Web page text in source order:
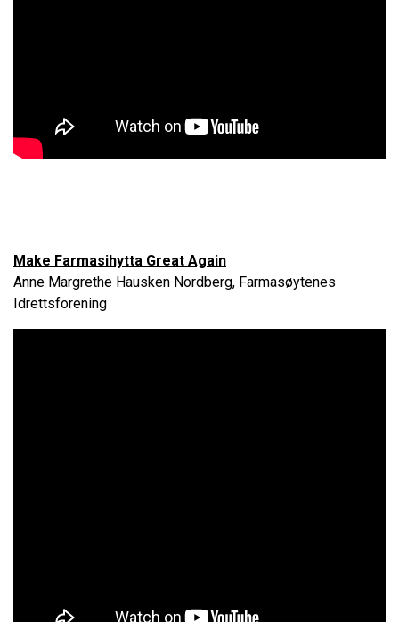
Make Farmasihytta Great Again
Anne Margrethe Hausken Nordberg, Farmasøytenes
Idrettsforening